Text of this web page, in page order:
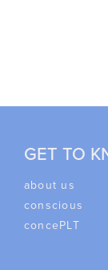
GET TO
about us
conscious
concePLT